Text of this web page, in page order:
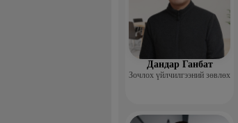
Дандар Ганбат
Зочлох үйлчилгээний зөвлөх